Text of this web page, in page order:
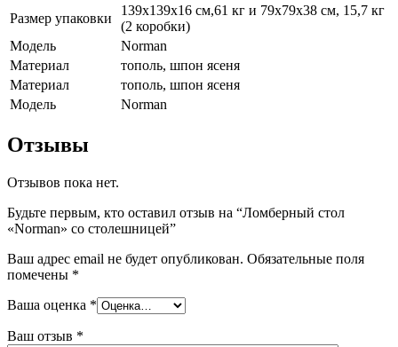
Размер упаковки
139х139х16 см,61 кг и 79х79х38 см, 15,7 кг
(2 коробки)
Модель
Norman
Материал
тополь, шпон ясеня
Материал
тополь, шпон ясеня
Модель
Norman
Отзывы
Отзывов пока нет.
Будьте первым, кто оставил отзыв на “Ломберный стол
«Norman» со столешницей”
Ваш адрес email не будет опубликован. Обязательные поля
помечены *
Ваша оценка *
Ваш отзыв *